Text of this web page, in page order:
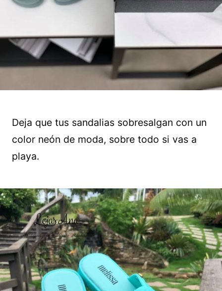
Deja que tus sandalias sobresalgan con un
color neón de moda, sobre todo si vas a
playa.